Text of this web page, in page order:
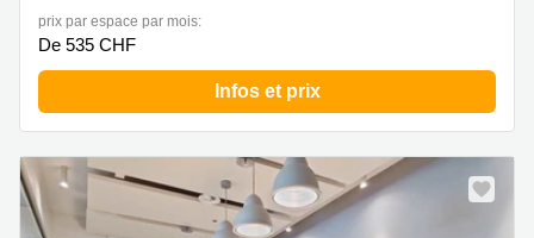
prix par espace par mois:
De 535 CHF
Infos et prix